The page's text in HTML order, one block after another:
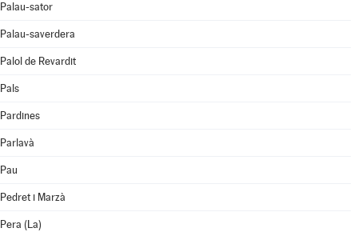
Palau-sator
Palau-saverdera
Palol de Revardit
Pals
Pardines
Parlavà
Pau
Pedret i Marzà
Pera (La)